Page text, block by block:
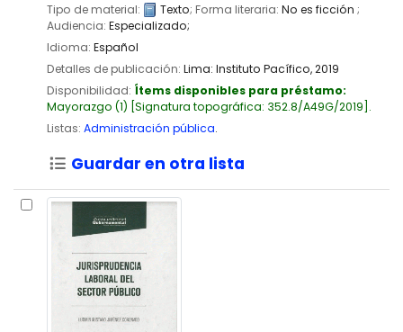
Tipo de material:
Texto; Forma literaria: No es ficción ;
Audiencia: Especializado;
Idioma: Español
Detalles de publicación: Lima: Instituto Pacífico,2019
Disponibilidad: Ítems disponibles para préstamo:
Mayorazgo (1) Signatura topográfica: 352.8/A49G/2019 .
Listas: Administración pública.
Guardar en otra lista